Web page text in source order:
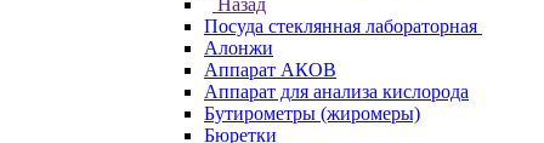
Назад
Посуда стеклянная лабораторная
Алонжи
Аппарат АКОВ
Аппарат для анализа кислорода
Бутирометры (жиромеры)
Бюретки